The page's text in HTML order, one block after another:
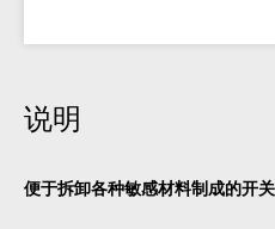
说明
便于拆卸各种敏感材料制成的开